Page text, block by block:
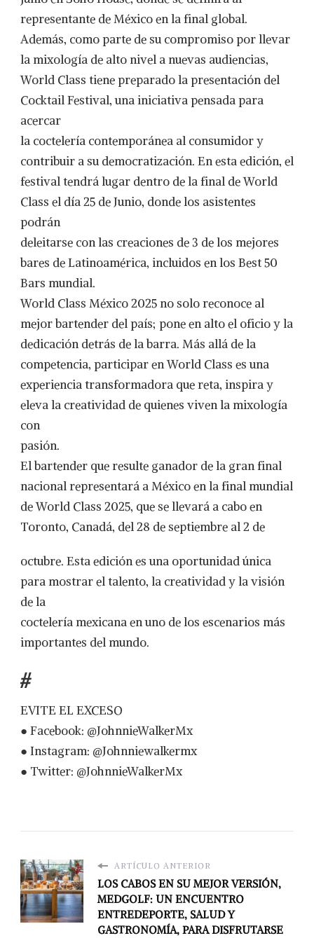
representante de México en la final global.
Además, como parte de su compromiso por llevar
la mixología de alto nivel a nuevas audiencias,
World Class tiene preparado la presentación del
Cocktail Festival, una iniciativa pensada para
acercar
la coctelería contemporánea al consumidor y
contribuir a su democratización. En esta edición, el
festival tendrá lugar dentro de la final de World
Class el día 25 de Junio, donde los asistentes
podrán
deleitarse con las creaciones de 3 de los mejores
bares de Latinoamérica, incluidos en los Best 50
Bars mundial.
World Class México 2025 no solo reconoce al
mejor bartender del país; pone en alto el oficio y la
dedicación detrás de la barra. Más allá de la
competencia, participar en World Class es una
experiencia transformadora que reta, inspira y
eleva la creatividad de quienes viven la mixología
con
pasión.
El bartender que resulte ganador de la gran final
nacional representará a México en la final mundial
de World Class 2025, que se llevará a cabo en
Toronto, Canadá, del 28 de septiembre al 2 de
octubre. Esta edición es una oportunidad única
para mostrar el talento, la creatividad y la visión
de la
coctelería mexicana en uno de los escenarios más
importantes del mundo.
#
EVITE EL EXCESO
● Facebook: @JohnnieWalkerMx
● Instagram: @Johnniewalkermx
● Twitter: @JohnnieWalkerMx
ARTÍCULO ANTERIOR
LOS CABOS EN SU MEJOR VERSIÓN,
MEDGOLF: UN ENCUENTRO
ENTREDEPORTE, SALUD Y
GASTRONOMÍA, PARA DISFRUTARSE